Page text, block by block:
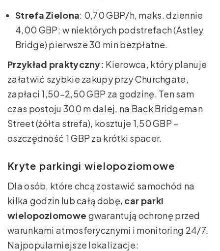
Strefa Zielona: 0,70 GBP/h, maks. dziennie
4,00 GBP; w niektórych podstrefach (Astley
Bridge) pierwsze 30 min bezpłatne.
Przykład praktyczny: Kierowca, który planuje
załatwić szybkie zakupy przy Churchgate,
zapłaci 1,50–2,50 GBP za godzinę. Ten sam
czas postoju 300 m dalej, na Back Bridgeman
Street (żółta strefa), kosztuje 1,50 GBP –
oszczędność 1 GBP za krótki spacer.
Kryte parkingi wielopoziomowe
Dla osób, które chcą zostawić samochód na
kilka godzin lub całą dobę, car parki
wielopoziomowe gwarantują ochronę przed
warunkami atmosferycznymi i monitoring 24/7.
Najpopularniejsze lokalizacje: